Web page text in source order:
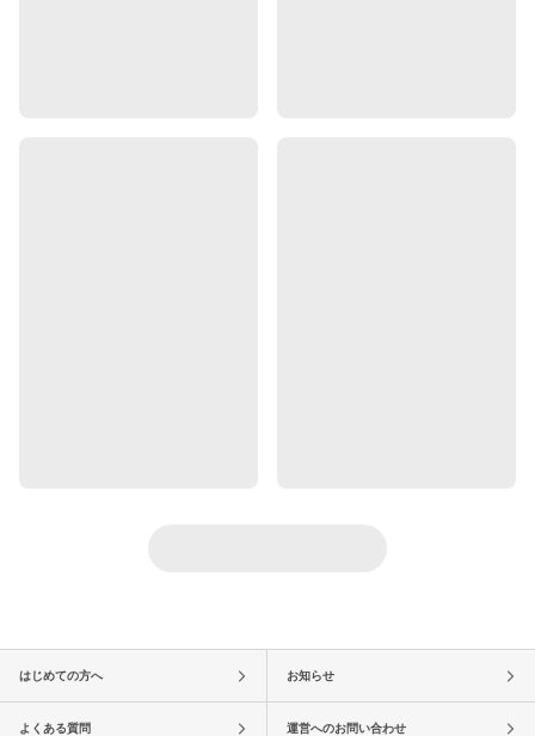
はじめての方へ お知らせ
よくある質問 運営へのお問い合わせ